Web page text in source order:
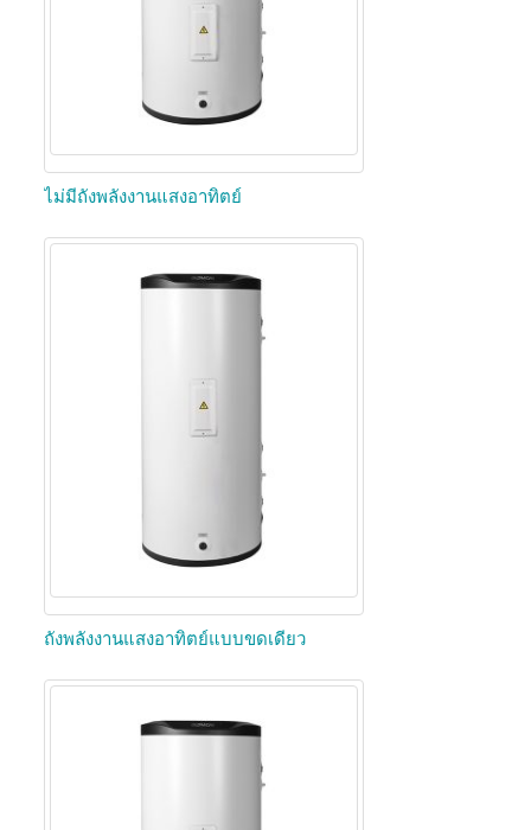
ไม่มีถังพลังงานแสงอาทิตย์
ถังพลังงานแสงอาทิตย์แบบขดเดียว